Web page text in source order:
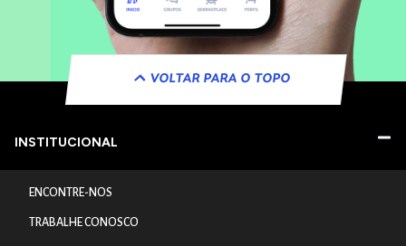
VOLTAR PARA O TOPO
INSTITUCIONAL
ENCONTRE-NOS
TRABALHE CONOSCO